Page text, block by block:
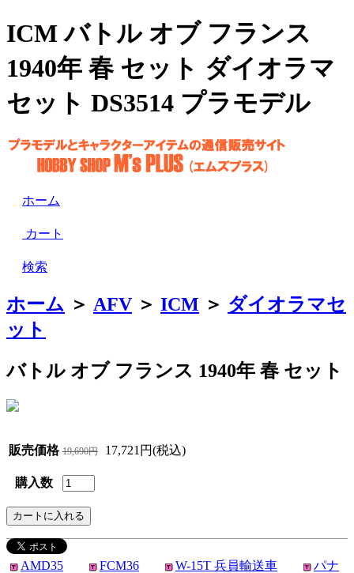
ICM バトル オブ フランス
1940年 春 セット ダイオラマ
セット DS3514 プラモデル
ホーム
カート
検索
ホーム ＞ AFV ＞ ICM ＞ ダイオラマセ
ット
バトル オブ フランス 1940年 春 セット
販売価格 19,690円 17,721円(税込)
購入数
AMD35 FCM36 W-15T 兵員輸送車
パナ